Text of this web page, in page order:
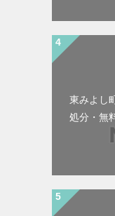
東みよし
処分・無